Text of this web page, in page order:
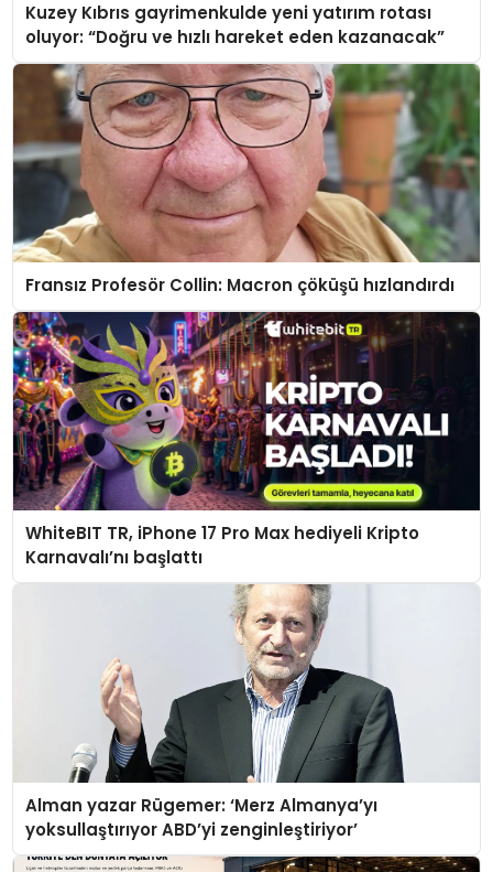
Kuzey Kıbrıs gayrimenkulde yeni yatırım rotası
oluyor: “Doğru ve hızlı hareket eden kazanacak”
Fransız Profesör Collin: Macron çöküşü hızlandırdı
WhiteBIT TR, iPhone 17 Pro Max hediyeli Kripto
Karnavalı’nı başlattı
Alman yazar Rügemer: ‘Merz Almanya’yı
yoksullaştırıyor ABD’yi zenginleştiriyor’